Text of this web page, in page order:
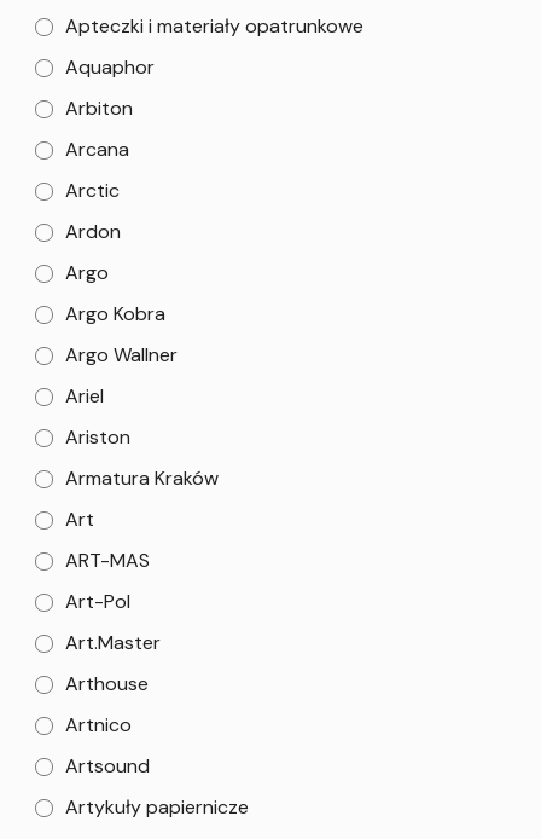
Apteczki i materiały opatrunkowe
Aquaphor
Arbiton
Arcana
Arctic
Ardon
Argo
Argo Kobra
Argo Wallner
Ariel
Ariston
Armatura Kraków
Art
ART-MAS
Art-Pol
Art.Master
Arthouse
Artnico
Artsound
Artykuły papiernicze